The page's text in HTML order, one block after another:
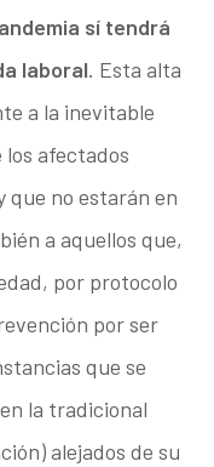
sí tendrá
laboral. Esta alta
a la inevitable
afectados
que no estarán en
a aquellos que,
por protocolo
por ser
que se
la tradicional
alejados de su